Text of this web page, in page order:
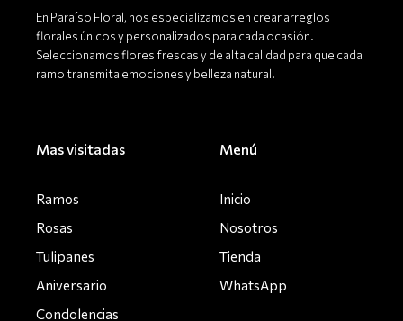
En Paraíso Floral, nos especializamos en crear arreglos
florales únicos y personalizados para cada ocasión.
Seleccionamos flores frescas y de alta calidad para que cada
ramo transmita emociones y belleza natural.
Mas visitadas
Ramos
Rosas
Tulipanes
Aniversario
Condolencias
Menú
Inicio
Nosotros
Tienda
WhatsApp